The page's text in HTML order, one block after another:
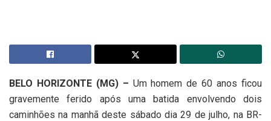
BELO HORIZONTE (MG) – Um homem de 60 anos ficou
gravemente ferido após uma batida envolvendo dois
caminhões na manhã deste sábado dia 29 de julho, na BR-